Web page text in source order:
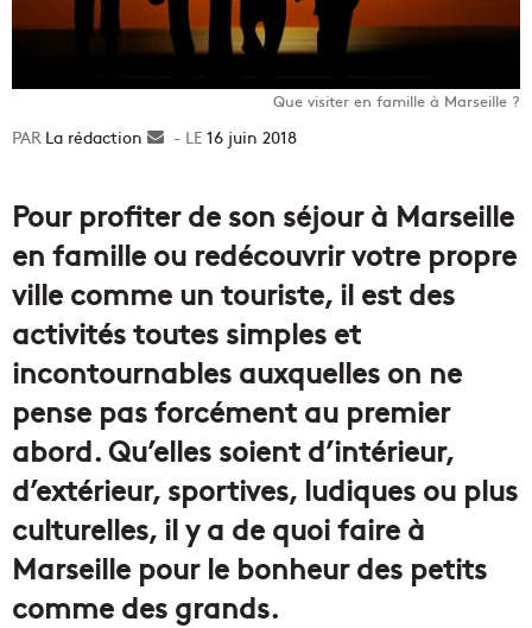
Que visiter en famille à Marseille ?
La rédaction
Envoyer16 juin 2018
Pour profiter de son séjour à Marseille
en famille ou redécouvrir votre propre
ville comme un touriste, il est des
activités toutes simples et
incontournables auxquelles on ne
pense pas forcément au premier
abord. Qu’elles soient d’intérieur,
d’extérieur, sportives, ludiques ou plus
culturelles, il y a de quoi faire à
Marseille pour le bonheur des petits
comme des grands.